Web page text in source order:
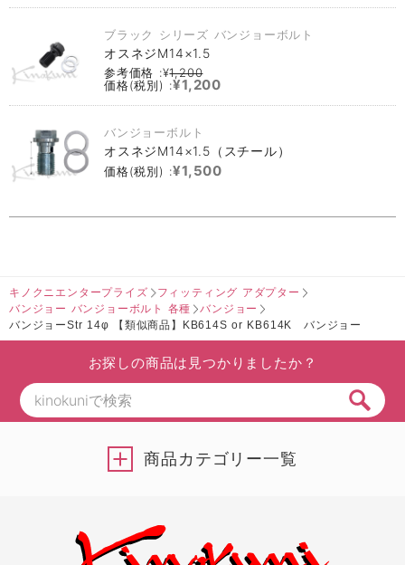
ブラック シリーズ バンジョーボルト
オスネジM14×1.5
参考価格 :¥1,200
価格(税別) :¥1,200
バンジョーボルト
オスネジM14×1.5（スチール）
価格(税別) :¥1,500
キノクニエンタープライズ
フィッティング アダプター
バンジョー バンジョーボルト 各種
バンジョー
バンジョーStr 14φ 【類似商品】KB614S or KB614K バンジョー
お探しの商品は見つかりましたか？
商品カテゴリー一覧